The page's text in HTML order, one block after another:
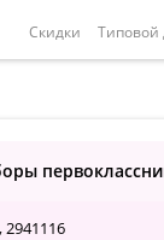
Скидки Типовой